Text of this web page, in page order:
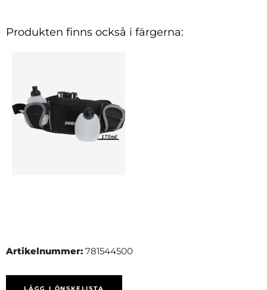
Produkten finns också i färgerna:
Artikelnummer: 781544500